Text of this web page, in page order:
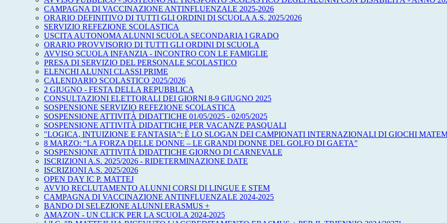
CAMPAGNA DI VACCINAZIONE ANTINFLUENZALE 2025-2026
ORARIO DEFINITIVO DI TUTTI GLI ORDINI DI SCUOLA A.S. 2025/2026
SERVIZIO REFEZIONE SCOLASTICA
USCITA AUTONOMA ALUNNI SCUOLA SECONDARIA I GRADO
ORARIO PROVVISORIO DI TUTTI GLI ORDINI DI SCUOLA
AVVISO SCUOLA INFANZIA - INCONTRO CON LE FAMIGLIE
PRESA DI SERVIZIO DEL PERSONALE SCOLASTICO
ELENCHI ALUNNI CLASSI PRIME
CALENDARIO SCOLASTICO 2025/2026
2 GIUGNO - FESTA DELLA REPUBBLICA
CONSULTAZIONI ELETTORALI DEI GIORNI 8-9 GIUGNO 2025
SOSPENSIONE SERVIZIO REFEZIONE SCOLASTICA
SOSPENSIONE ATTIVITÀ DIDATTICHE 01/05/2025 - 02/05/2025
SOSPENSIONE ATTIVITÀ DIDATTICHE PER VACANZE PASQUALI
"LOGICA, INTUIZIONE E FANTASIA": È LO SLOGAN DEI CAMPIONATI INTERNAZIONALI DI GIOCHI
8 MARZO: “LA FORZA DELLE DONNE – LE GRANDI DONNE DEL GOLFO DI GAETA”
SOSPENSIONE ATTIVITÀ DIDATTICHE GIORNO DI CARNEVALE
ISCRIZIONI A.S. 2025/2026 - RIDETERMINAZIONE DATE
ISCRIZIONI A.S. 2025/2026
OPEN DAY IC P. MATTEJ
AVVIO RECLUTAMENTO ALUNNI CORSI DI LINGUE E STEM
CAMPAGNA DI VACCINAZIONE ANTINFLUENZALE 2024-2025
BANDO DI SELEZIONE ALUNNI ERASMUS +
AMAZON - UN CLICK PER LA SCUOLA 2024-2025